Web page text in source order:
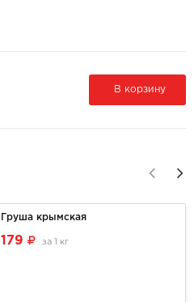
В корзину
Груша крымская
179 за 1 кг